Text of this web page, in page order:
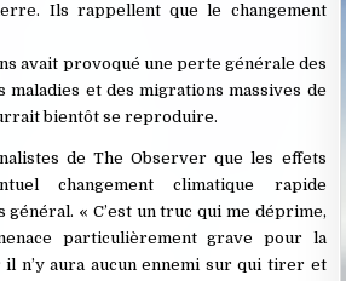
Ils rappellent que le changement
avait provoqué une perte générale des
maladies et des migrations massives de
bientôt se reproduire.
de The Observer que les effets
changement climatique rapide
général. « C’est un truc qui me déprime,
particulièrement grave pour la
n’y aura aucun ennemi sur qui tirer et